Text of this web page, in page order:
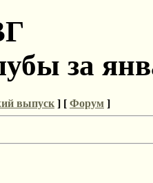
за
выпуск ] [ Форум ]